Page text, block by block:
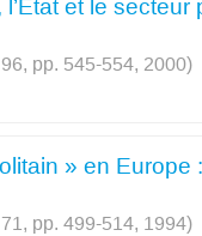
et le secteur
pp. 545-554, 2000)
» en Europe
pp. 499-514, 1994)